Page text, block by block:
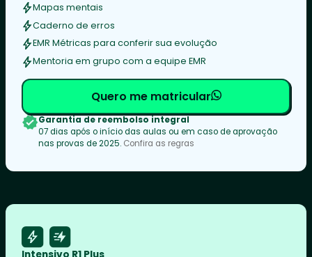
Mapas mentais
Caderno de erros
EMR Métricas para conferir sua evolução
Mentoria em grupo com a equipe EMR
Quero me matricular
Garantia de reembolso integral
07 dias após o início das aulas ou em caso de aprovação
nas provas de 2025. Confira as regras